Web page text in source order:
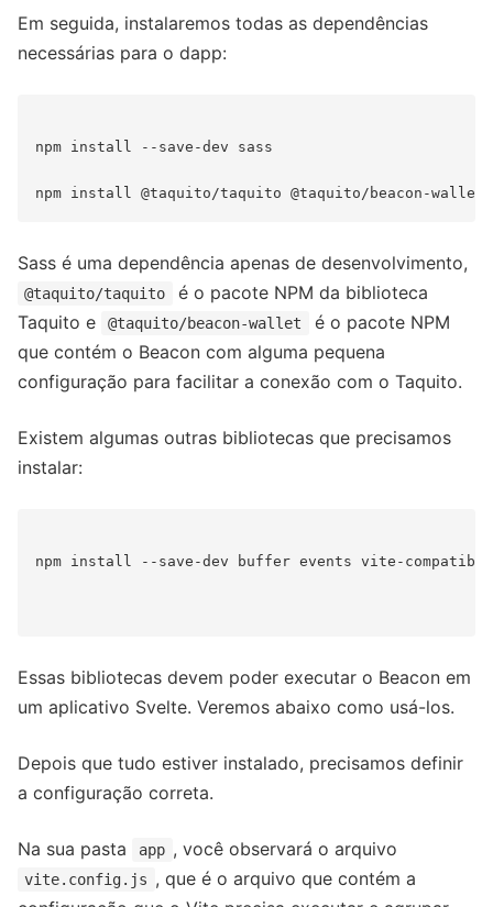
Em seguida, instalaremos todas as dependências
necessárias para o dapp:
npm install --save-dev sass
Sass é uma dependência apenas de desenvolvimento,
@taquito/taquito
é o pacote NPM da biblioteca
Taquito e
@taquito/beacon-wallet
é o pacote NPM
que contém o Beacon com alguma pequena
configuração para facilitar a conexão com o Taquito.
Existem algumas outras bibliotecas que precisamos
instalar:
npm install --save-dev buffer events vite-
Essas bibliotecas devem poder executar o Beacon em
um aplicativo Svelte. Veremos abaixo como usá-los.
Depois que tudo estiver instalado, precisamos definir
a configuração correta.
Na sua pasta app , você observará o arquivo
vite.config.js , que é o arquivo que contém a